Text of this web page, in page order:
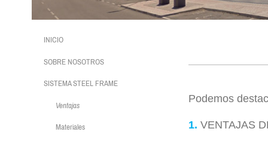
Podemos
1. VENTAJAS
INICIO
SOBRE NOSOTROS
SISTEMA STEEL FRAME
Ventajas
Materiales